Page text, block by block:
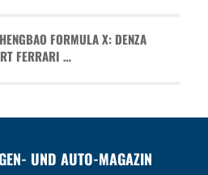
FORMULA X: DENZA
FERRARI …
UND AUTO-MAGAZIN